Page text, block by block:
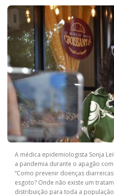
A médica epidemiologista Sonja
a pandemia durante o apagão
“Como prevenir doenças
esgoto? Onde não existe um
distribuição para toda a